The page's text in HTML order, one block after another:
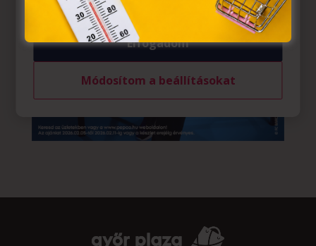
Elfogadom
Módosítom a beállításokat